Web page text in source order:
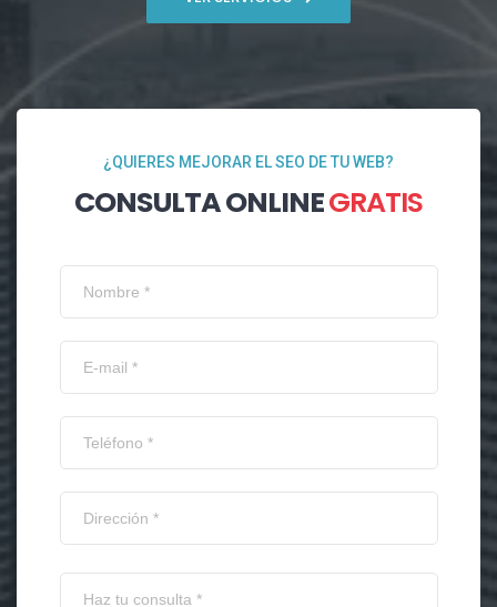
¿QUIERES MEJORAR EL SEO DE TU WEB?
CONSULTA ONLINEGRATIS